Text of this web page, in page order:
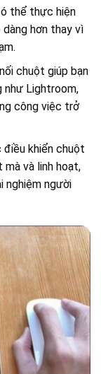
thể thực hiện
hơn thay vì
chuột giúp bạn
như Lightroom,
công việc trở
khiển chuột
và linh hoạt,
nghiệm người